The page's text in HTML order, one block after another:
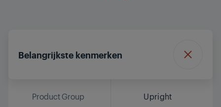
Belangrijkste kenmerken
Product Group Upright